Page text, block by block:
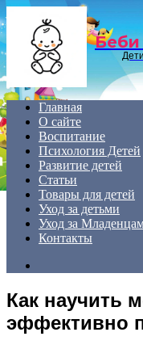
Беби
Главная
О сайте
Воспитание
Психология Детей
Развитие детей
Статьи
Товары для детей
Уход за детьми
Уход за
Контакты
Как научить
эффективно